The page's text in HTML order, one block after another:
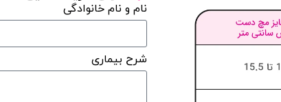
نام و نام خانوادگی
شرح بیماری